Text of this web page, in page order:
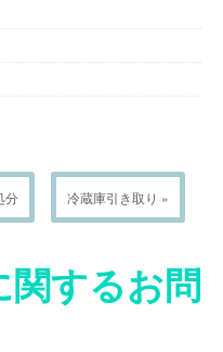
分 冷蔵庫引き取り »
関するお問